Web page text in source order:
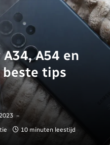
A54 en
beste tips
10 minuten leestijd